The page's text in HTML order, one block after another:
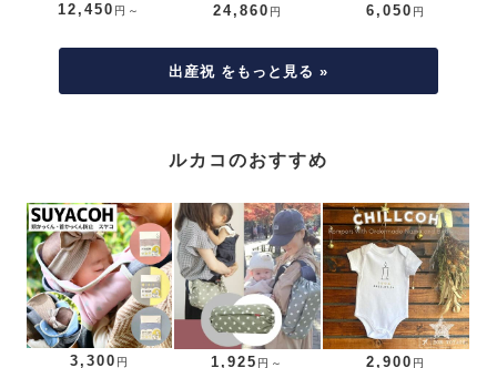
12,450 円～ 24,860 円 6,050 円
出産祝 をもっと見る »
ルカコのおすすめ
3,300 円 1,925 円～ 2,900 円